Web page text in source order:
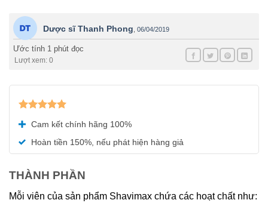
Dược sĩ Thanh Phong 06/04/2019
Ước tính 1 phút đọc
Lượt xem: 0
Được xếp
hạng5.00
5 sao
Cam kết chính hãng 100%
Hoàn tiền 150%, nếu phát hiện hàng giả
THÀNH PHẦN
Mỗi viên của sản phẩm Shavimax chứa các hoạt chất như: